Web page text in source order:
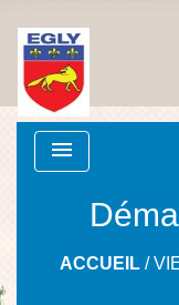
menu
ACCUEIL/